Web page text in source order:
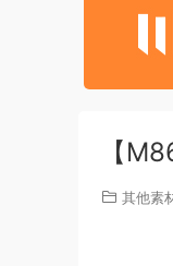
【
其他素